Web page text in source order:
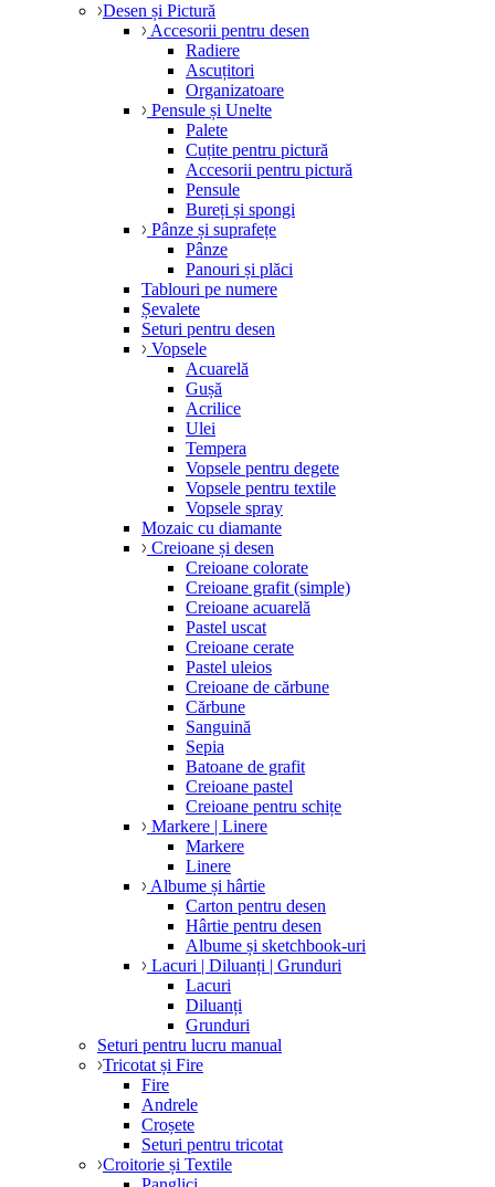
Desen și Pictură
Accesorii pentru desen
Radiere
Ascuțitori
Organizatoare
Pensule și Unelte
Palete
Cuțite pentru pictură
Accesorii pentru pictură
Pensule
Bureți și spongi
Pânze și suprafețe
Pânze
Panouri și plăci
Tablouri pe numere
Șevalete
Seturi pentru desen
Vopsele
Acuarelă
Gușă
Acrilice
Ulei
Tempera
Vopsele pentru degete
Vopsele pentru textile
Vopsele spray
Mozaic cu diamante
Creioane și desen
Creioane colorate
Creioane grafit (simple)
Creioane acuarelă
Pastel uscat
Creioane cerate
Pastel uleios
Creioane de cărbune
Cărbune
Sanguină
Sepia
Batoane de grafit
Creioane pastel
Creioane pentru schițe
Markere | Linere
Markere
Linere
Albume și hârtie
Carton pentru desen
Hârtie pentru desen
Albume și sketchbook-uri
Lacuri | Diluanți | Grunduri
Lacuri
Diluanți
Grunduri
Seturi pentru lucru manual
Tricotat și Fire
Fire
Andrele
Croșete
Seturi pentru tricotat
Croitorie și Textile